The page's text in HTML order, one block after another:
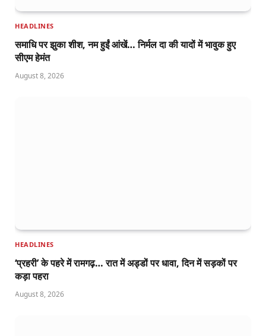
HEADLINES
समाधि पर झुका शीश, नम हुईं आंखें… निर्मल दा की यादों में भावुक हुए
सीएम हेमंत
August 8, 2026
HEADLINES
‘प्रहरी’ के पहरे में रामगढ़… रात में अड्डों पर धावा, दिन में सड़कों पर
कड़ा पहरा
August 8, 2026